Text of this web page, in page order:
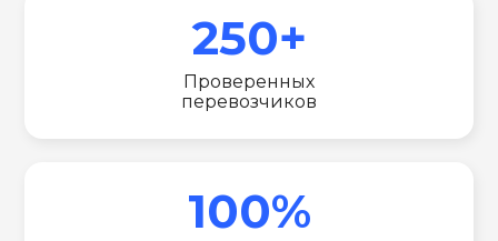
250+
Проверенных
перевозчиков
100%